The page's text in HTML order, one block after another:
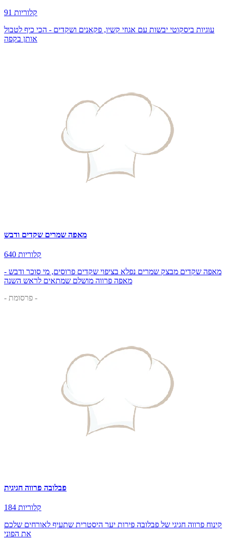
91 קלוריות
עוגיות ביסקוטי יבשות עם אגוזי קשיו, פקאנים ושקדים - הכי כיף לטבול
אותן בקפה
מאפה שמרים שקדים ודבש
640 קלוריות
מאפה שקדים מבצק שמרים נפלא בציפוי שקדים פרוסים, מי סוכר ודבש -
מאפה פרווה מושלם שמתאים לראש השנה
- פרסומת -
פבלובה פרווה חגיגית
184 קלוריות
קינוח פרווה חגיגי של פבלובה פירות יער היסטרית שתעיף לאורחים שלכם
את הפוני